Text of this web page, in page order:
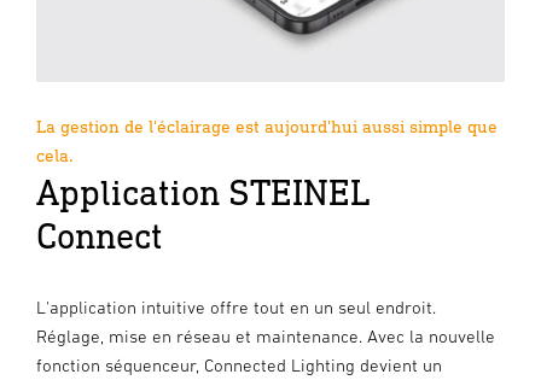
La gestion de l'éclairage est aujourd'hui aussi simple que
cela.
Application STEINEL
Connect
L'application intuitive offre tout en un seul endroit.
Réglage, mise en réseau et maintenance. Avec la nouvelle
fonction séquenceur, Connected Lighting devient un